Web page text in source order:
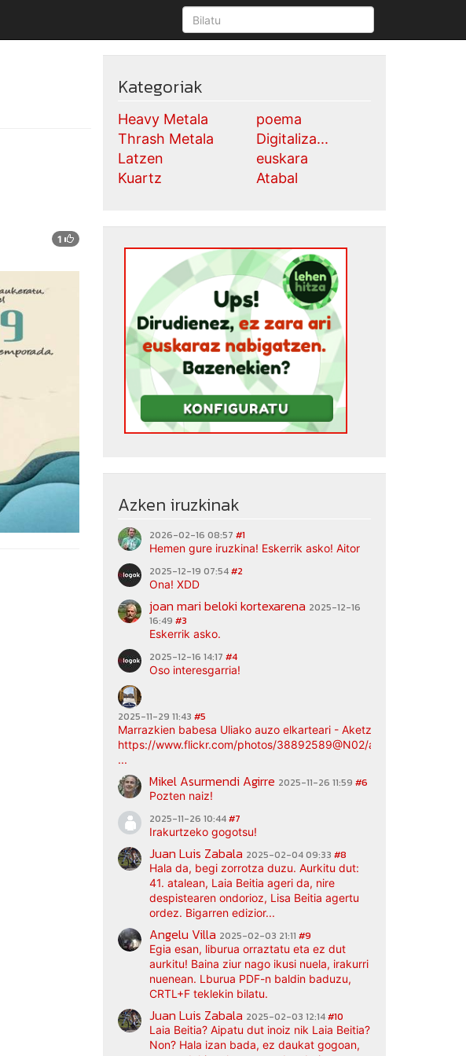
1
Kategoriak
Heavy Metala
Thrash Metala
Latzen
Kuartz
poema
Digitaliza...
euskara
Atabal
Azken iruzkinak
2026-02-16 08:57 #1
Hemen gure iruzkina! Eskerrik asko! Aitor
2025-12-19 07:54#2
Ona! XDD
joan mari beloki kortexarena 2025-12-16
16:49 #3
Eskerrik asko.
2025-12-16 14:17 #4
Oso interesgarria!
2025-11-29 11:43 #5
Marrazkien babesa Uliako auzo elkarteari - Aketz etxea (argazki
https://www.flickr.com/photos/38892589@N02/albums/
...
Mikel Asurmendi Agirre 2025-11-26 11:59 #6
Pozten naiz!
2025-11-26 10:44#7
Irakurtzeko gogotsu!
Juan Luis Zabala 2025-02-04 09:33 #8
Hala da, begi zorrotza duzu. Aurkitu dut:
41. atalean, Laia Beitia ageri da, nire
despistearen ondorioz, Lisa Beitia agertu
ordez. Bigarren edizior...
Angelu Villa 2025-02-03 21:11 #9
Egia esan, liburua orraztatu eta ez dut
aurkitu! Baina ziur nago ikusi nuela, irakurri
nuenean. Lburua PDF-n baldin baduzu,
CRTL+F teklekin bilatu.
Juan Luis Zabala 2025-02-03 12:14#10
Laia Beitia? Aipatu dut inoiz nik Laia Beitia?
Non? Hala izan bada, ez daukat gogoan,